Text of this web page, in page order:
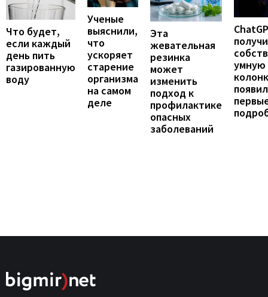
Что будет,
если каждый
день пить
газированную
воду
Ученые
выяснили,
что
ускоряет
старение
организма
на самом
деле
Эта
жевательная
резинка
может
изменить
подход к
профилактике
опасных
заболеваний
умную